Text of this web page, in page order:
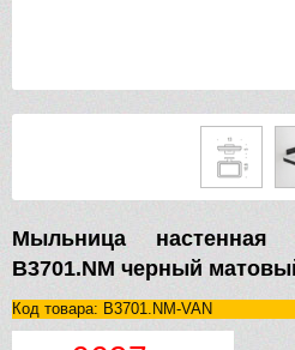
Мыльница
B3701.NM черный
Код товара: B3701.NM-VAN